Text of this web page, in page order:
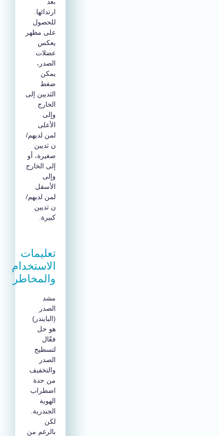
ارتدائها.
للحصول
على مظهر
يعكس
عضلات
الصدر،
يمكن
ضغط
الثديين إلى
الخارج
الأعلى
لمن لديهم/
ن ثديين
صغيرة، أو
إلى الخارج
الأسفل
لمن لديهم/
ن ثديين
كبيرة.
تعليمات
الاستخدام
والمخاطر
الصدر
(البايندر)
هو حل
لتسطيح
الصدر
والتخفيف
من حدة
اضطراب
الهوية
الجندرية.
بالرغم من